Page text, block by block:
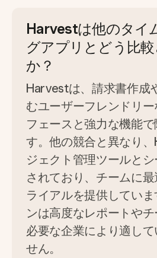
Harvestは他のタイ
グアプリとどう比
か？
Harvestは、請求書作成
むユーザーフレンドリ
フェースと強力な機能で
す。他の競合と異なり
ジェクト管理ツールと
されており、チームに
ライアルを提供してい
ンは高度なレポートや
必要な企業により適し
せん。